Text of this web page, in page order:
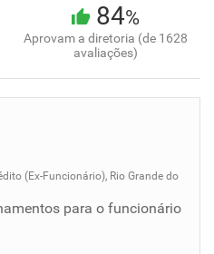
84%
Aprovam a diretoria (de 1628
avaliações)
(Ex-Funcionário), Rio Grande do
para o funcionário